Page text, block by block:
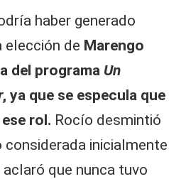
haber generado
de Marengo
del programa Un
, ya que se especula que
rol. Rocío desmintió
considerada inicialmente
que nunca tuvo